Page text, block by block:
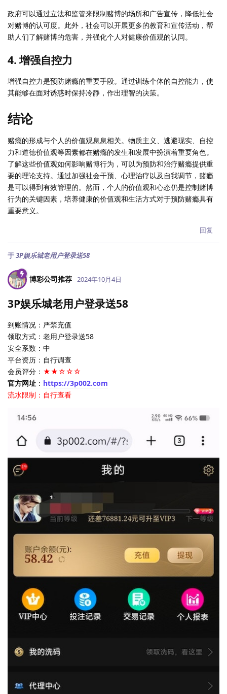
政府可以通过立法和监管来限制赌博的场所和广告宣传，降低社会
对赌博的认可度。此外，社会可以开展更多的教育和宣传活动，帮
助人们了解赌博的危害，并强化个人对健康价值观的认同。
4. 增强自控力
增强自控力是预防赌瘾的重要手段。通过训练个体的自控能力，使
其能够在面对诱惑时保持冷静，作出理智的决策。
结论
赌瘾的形成与个人的价值观息息相关。物质主义、逃避现实、自控
力和道德价值观等因素都在赌瘾的发生和发展中扮演着重要角色。
了解这些价值观如何影响赌博行为，可以为预防和治疗赌瘾提供重
要的理论支持。通过加强社会干预、心理治疗以及自我调节，赌瘾
是可以得到有效管理的。然而，个人的价值观和心态仍是控制赌博
行为的关键因素，培养健康的价值观和生活方式对于预防赌瘾具有
重要意义。
回复
于3P娱乐城老用户登录送58
博彩公司推荐 2024年10月4日
3P娱乐城老用户登录送58
到账情况：严禁充值
领取方式：老用户登录送58
安全系数：中
平台资历：自行调查
会员评分： ★★☆☆☆
官方网址 ： https://3p002.com
流水限制：自行查看